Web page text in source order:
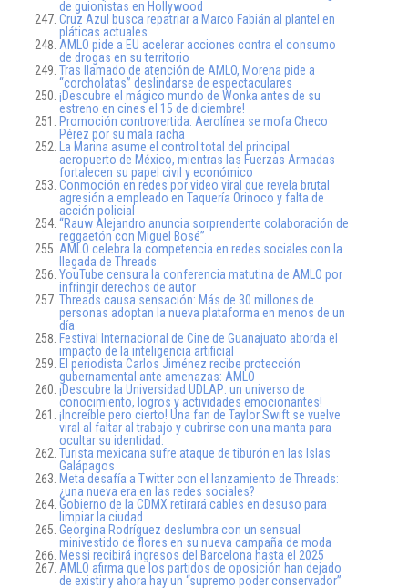
de guionistas en Hollywood
Cruz Azul busca repatriar a Marco Fabián al plantel en
pláticas actuales
AMLO pide a EU acelerar acciones contra el consumo
de drogas en su territorio
Tras llamado de atención de AMLO, Morena pide a
“corcholatas” deslindarse de espectaculares
¡Descubre el mágico mundo de Wonka antes de su
estreno en cines el 15 de diciembre!
Promoción controvertida: Aerolínea se mofa Checo
Pérez por su mala racha
La Marina asume el control total del principal
aeropuerto de México, mientras las Fuerzas Armadas
fortalecen su papel civil y económico
Conmoción en redes por video viral que revela brutal
agresión a empleado en Taquería Orinoco y falta de
acción policial
“Rauw Alejandro anuncia sorprendente colaboración de
reggaetón con Miguel Bosé”
AMLO celebra la competencia en redes sociales con la
llegada de Threads
YouTube censura la conferencia matutina de AMLO por
infringir derechos de autor
Threads causa sensación: Más de 30 millones de
personas adoptan la nueva plataforma en menos de un
día
Festival Internacional de Cine de Guanajuato aborda el
impacto de la inteligencia artificial
El periodista Carlos Jiménez recibe protección
gubernamental ante amenazas: AMLO
¡Descubre la Universidad UDLAP: un universo de
conocimiento, logros y actividades emocionantes!
¡Increíble pero cierto! Una fan de Taylor Swift se vuelve
viral al faltar al trabajo y cubrirse con una manta para
ocultar su identidad.
Turista mexicana sufre ataque de tiburón en las Islas
Galápagos
Meta desafía a Twitter con el lanzamiento de Threads:
¿una nueva era en las redes sociales?
Gobierno de la CDMX retirará cables en desuso para
limpiar la ciudad
Georgina Rodríguez deslumbra con un sensual
minivestido de flores en su nueva campaña de moda
Messi recibirá ingresos del Barcelona hasta el 2025
AMLO afirma que los partidos de oposición han dejado
de existir y ahora hay un “supremo poder conservador”